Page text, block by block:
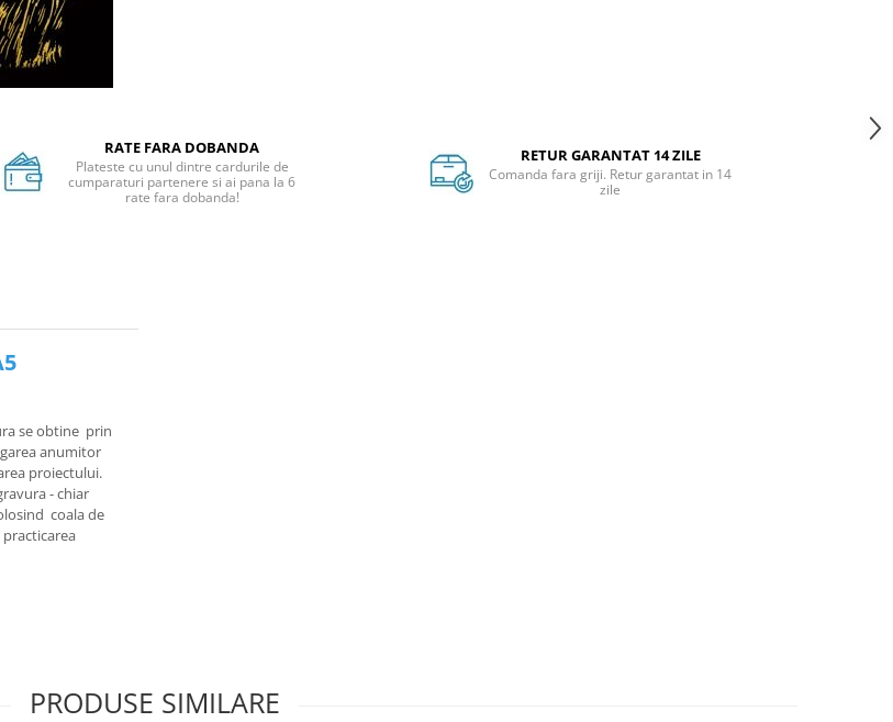
RATE FARA DOBANDA
Plateste cu unul dintre cardurile de
cumparaturi partenere si ai pana la 6
rate fara dobanda!
RETUR GARANTAT 14 ZILE
Comanda fara griji. Retur garantat in 14
zile
se obtine prin
anumitor
proiectului.
- chiar
coala de
PRODUSE SIMILARE